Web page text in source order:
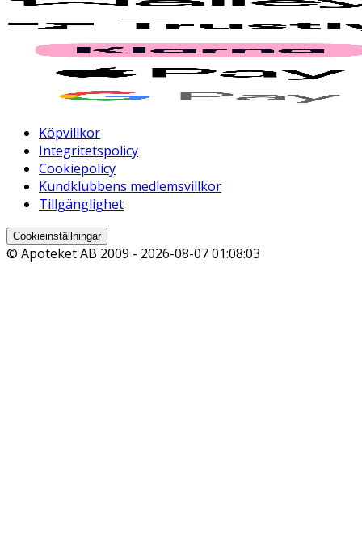
Köpvillkor
Integritetspolicy
Cookiepolicy
Kundklubbens medlemsvillkor
Tillgänglighet
Cookieinställningar
© Apoteket AB 2009 - 2026-08-07 01:08:03